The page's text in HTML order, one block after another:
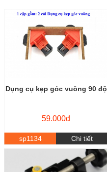
Dụng cụ kẹp góc vuông 90 độ
59.000đ
sp1134 Chi tiết